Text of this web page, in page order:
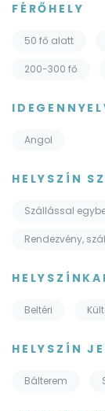
FÉRŐHELY
50 fő alatt
200-300 fő
Angol
HELYSZÍN
Szállással
Rendezvény,
Beltéri
HELYSZÍN
Bálterem